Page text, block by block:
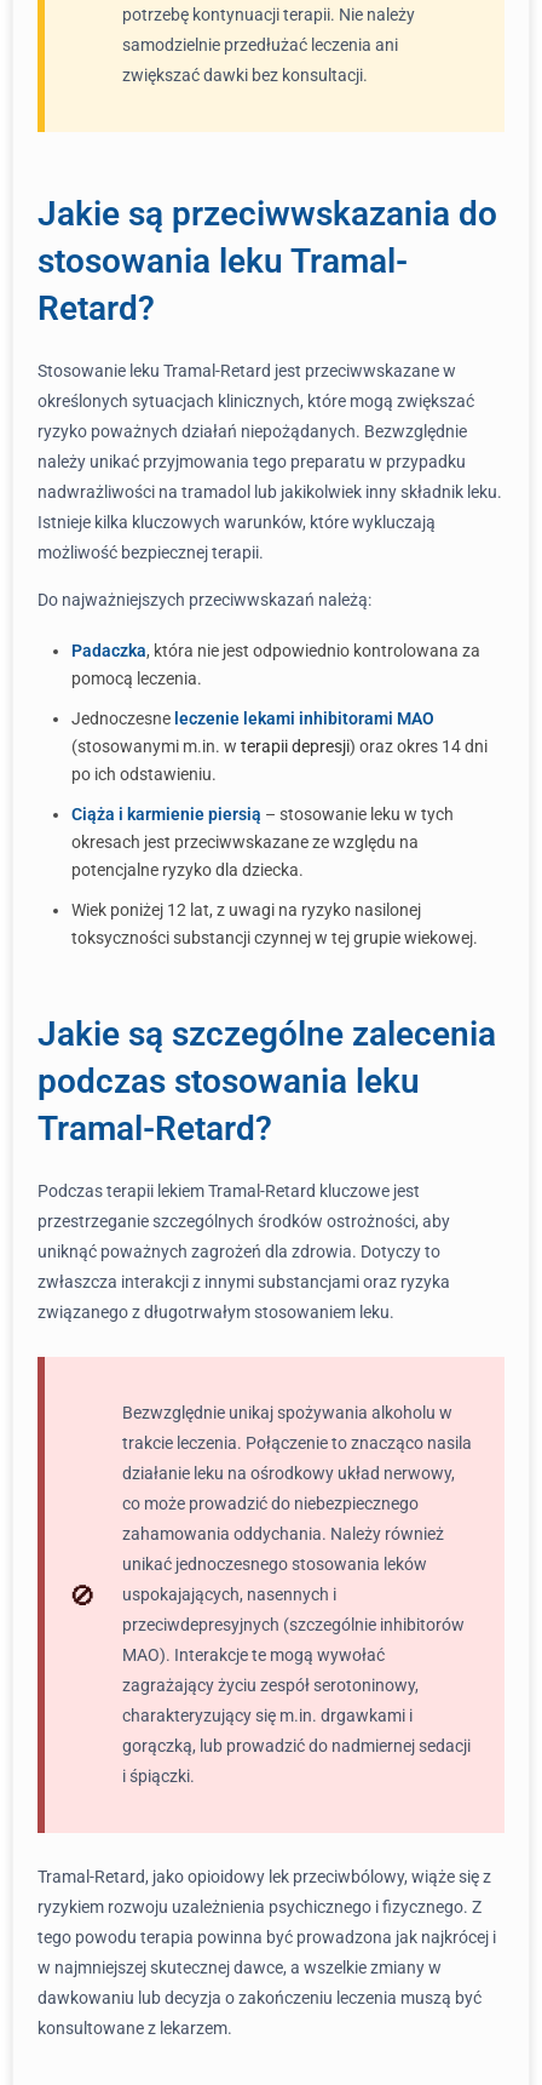
potrzebę kontynuacji terapii. Nie należy
samodzielnie przedłużać leczenia ani
zwiększać dawki bez konsultacji.
Jakie są przeciwwskazania do
stosowania leku Tramal-
Retard?
Stosowanie leku Tramal-Retard jest przeciwwskazane w
określonych sytuacjach klinicznych, które mogą zwiększać
ryzyko poważnych działań niepożądanych. Bezwzględnie
należy unikać przyjmowania tego preparatu w przypadku
nadwrażliwości na tramadol lub jakikolwiek inny składnik leku.
Istnieje kilka kluczowych warunków, które wykluczają
możliwość bezpiecznej terapii.
Do najważniejszych przeciwwskazań należą:
Padaczka, która nie jest odpowiednio kontrolowana za
pomocą leczenia.
Jednoczesne leczenie lekami inhibitorami MAO
(stosowanymi m.in. w terapii depresji) oraz okres 14 dni
po ich odstawieniu.
Ciąża i karmienie piersią – stosowanie leku w tych
okresach jest przeciwwskazane ze względu na
potencjalne ryzyko dla dziecka.
Wiek poniżej 12 lat, z uwagi na ryzyko nasilonej
toksyczności substancji czynnej w tej grupie wiekowej.
Jakie są szczególne zalecenia
podczas stosowania leku
Tramal-Retard?
Podczas terapii lekiem Tramal-Retard kluczowe jest
przestrzeganie szczególnych środków ostrożności, aby
uniknąć poważnych zagrożeń dla zdrowia. Dotyczy to
zwłaszcza interakcji z innymi substancjami oraz ryzyka
związanego z długotrwałym stosowaniem leku.
Bezwzględnie unikaj spożywania alkoholu w
trakcie leczenia. Połączenie to znacząco nasila
działanie leku na ośrodkowy układ nerwowy,
co może prowadzić do niebezpiecznego
zahamowania oddychania. Należy również
unikać jednoczesnego stosowania leków
uspokajających, nasennych i
przeciwdepresyjnych (szczególnie inhibitorów
MAO). Interakcje te mogą wywołać
zagrażający życiu zespół serotoninowy,
charakteryzujący się m.in. drgawkami i
gorączką, lub prowadzić do nadmiernej sedacji
i śpiączki.
Tramal-Retard, jako opioidowy lek przeciwbólowy, wiąże się z
ryzykiem rozwoju uzależnienia psychicznego i fizycznego. Z
tego powodu terapia powinna być prowadzona jak najkrócej i
w najmniejszej skutecznej dawce, a wszelkie zmiany w
dawkowaniu lub decyzja o zakończeniu leczenia muszą być
konsultowane z lekarzem.